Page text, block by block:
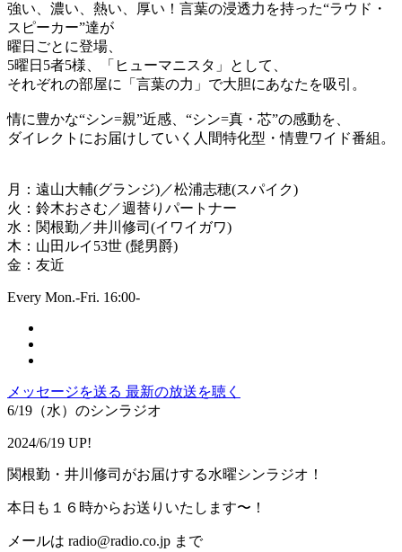
強い、濃い、熱い、厚い！言葉の浸透力を持った“ラウド・
スピーカー”達が
曜日ごとに登場、
5曜日5者5様、「ヒューマニスタ」として、
それぞれの部屋に「言葉の力」で大胆にあなたを吸引。
情に豊かな“シン=親”近感、“シン=真・芯”の感動を、
ダイレクトにお届けしていく人間特化型・情豊ワイド番組。
月：遠山大輔(グランジ)／松浦志穂(スパイク)
火：鈴木おさむ／週替りパートナー
水：関根勤／井川修司(イワイガワ)
木：山田ルイ53世 (髭男爵)
金：友近
Every Mon.-Fri. 16:00-
メッセージを送る 最新の放送を聴く
6/19（水）のシンラジオ
2024/6/19 UP!
関根勤・井川修司がお届けする水曜シンラジオ！
本日も１６時からお送りいたします〜！
メールは radio@radio.co.jp まで